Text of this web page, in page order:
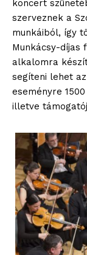
koncert
szerveznek a
munkáiból, így
Munkácsy-díjas
alkalomra
segíteni lehet
eseményre
illetve